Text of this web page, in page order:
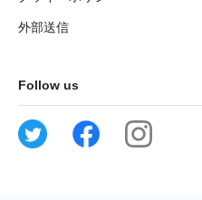
外部送信
Follow us